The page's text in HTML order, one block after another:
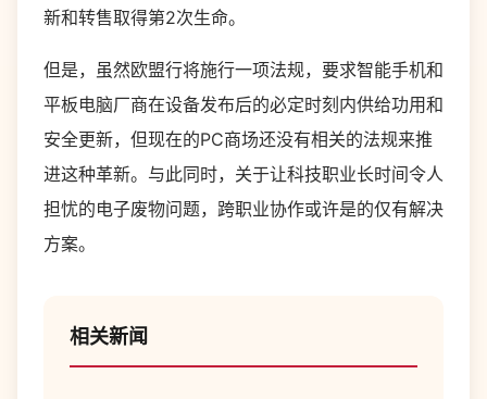
新和转售取得第2次生命。
但是，虽然欧盟行将施行一项法规，要求智能手机和
平板电脑厂商在设备发布后的必定时刻内供给功用和
安全更新，但现在的PC商场还没有相关的法规来推
进这种革新。与此同时，关于让科技职业长时间令人
担忧的电子废物问题，跨职业协作或许是的仅有解决
方案。
相关新闻